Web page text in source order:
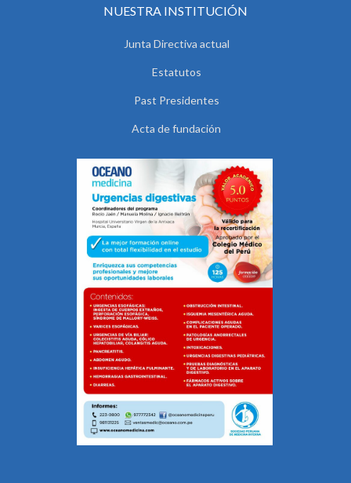
NUESTRA INSTITUCIÓN
Junta Directiva actual
Estatutos
Past Presidentes
Acta de fundación